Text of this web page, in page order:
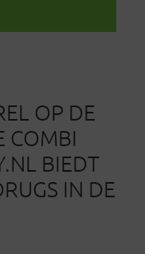
OP DE
COMBI
BIEDT
IN DE